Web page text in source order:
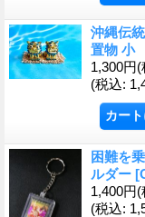
沖縄伝
置物 小
1,300円(
(税込:
困難を
ルダー
1,400円(
(税込: